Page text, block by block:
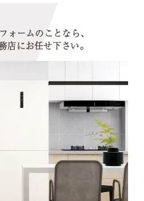
ォームのことなら、
店にお任せ下さい。